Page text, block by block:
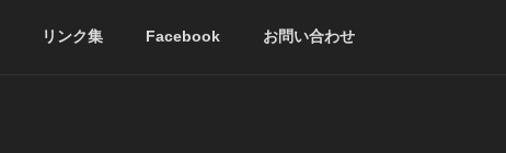
リンク集 Facebook お問い合わせ